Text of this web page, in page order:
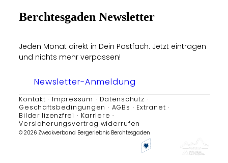
Berchtesgaden Newsletter
Jeden Monat direkt in Dein Postfach. Jetzt eintragen
und nichts mehr verpassen!
Newsletter-Anmeldung
Kontakt Impressum
Datenschutz
Geschäftsbedingungen
AGBs
Extranet
Bilder lizenzfrei
Karriere
Versicherungsvertrag widerrufen
© 2026 Zweckverband Bergerlebnis Berchtesgaden